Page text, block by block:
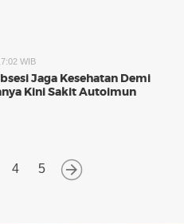
WIB
Jaga Kesehatan Demi
Kini Sakit Autoimun
4 5